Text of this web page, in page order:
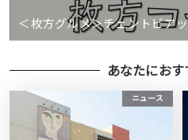
＜枚方グルメ＞チェントピア
あなたにお
ニュース